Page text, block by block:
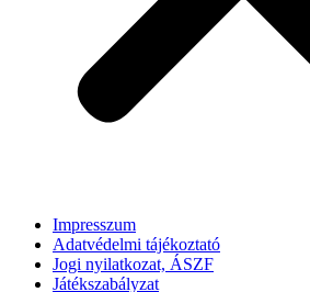
Impresszum
Adatvédelmi tájékoztató
Jogi nyilatkozat, ÁSZF
Játékszabályzat